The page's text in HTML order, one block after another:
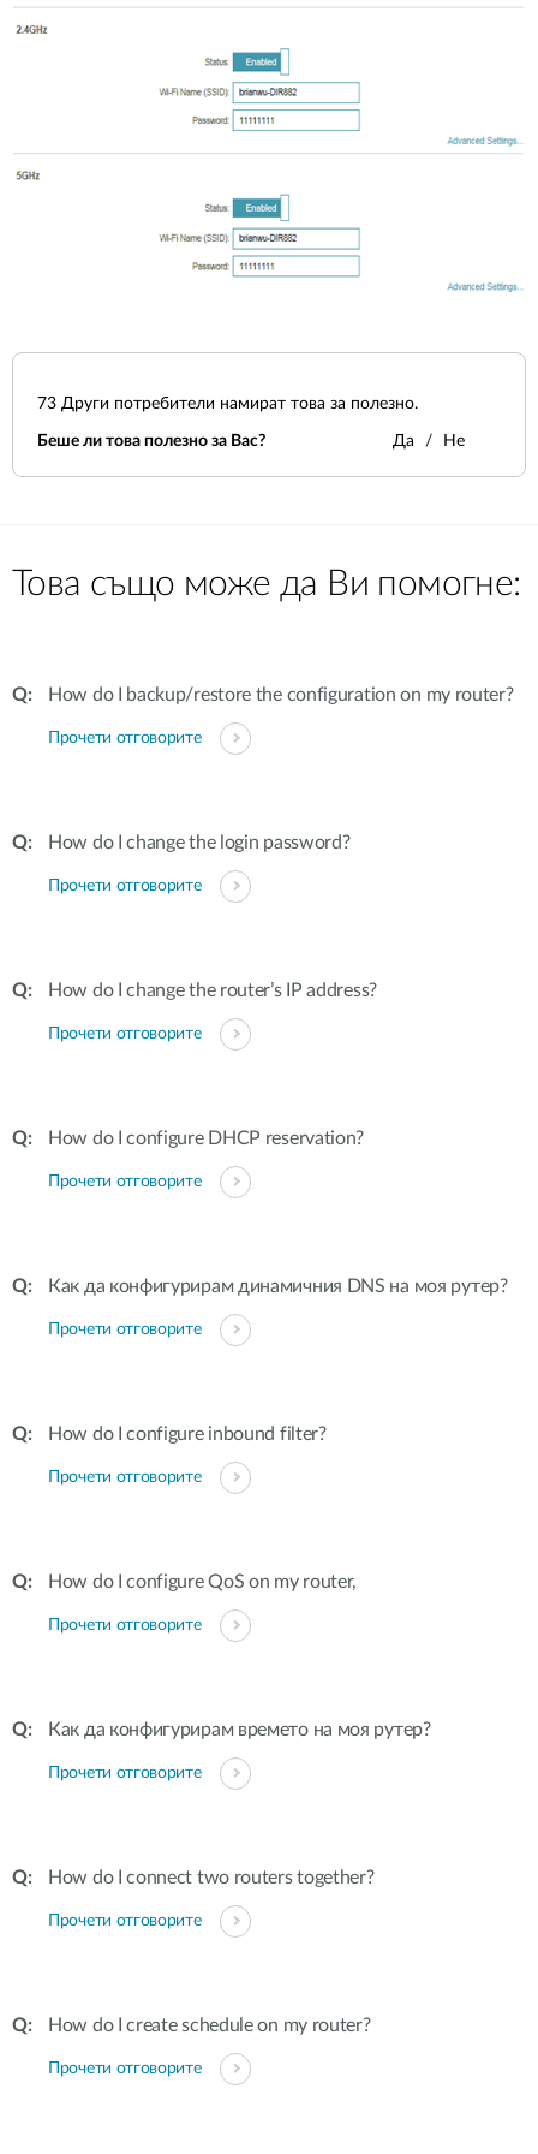
73 Други потребители намират това за полезно.
Беше ли това полезно за Вас? Да Не
Това също може да Ви помогне:
How do I backup/restore the configuration on my router?
Прочети отговорите
How do I change the login password?
Прочети отговорите
How do I change the router’s IP address?
Прочети отговорите
How do I configure DHCP reservation?
Прочети отговорите
Как да конфигурирам динамичния DNS на моя рутер?
Прочети отговорите
How do I configure inbound filter?
Прочети отговорите
How do I configure QoS on my router,
Прочети отговорите
Как да конфигурирам времето на моя рутер?
Прочети отговорите
How do I connect two routers together?
Прочети отговорите
How do I create schedule on my router?
Прочети отговорите